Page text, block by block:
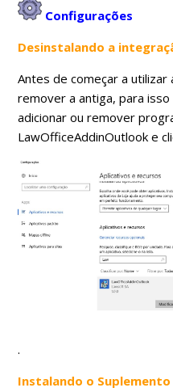
Configurações
Desinstalando a
Antes de começar a utilizar
remover a antiga, para
adicionar ou remover
LawOfficeAddinOutlook e
.
Instalando o